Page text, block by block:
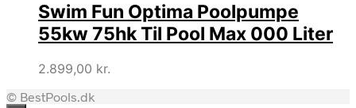
3.578,00 kr..1.399,00 kr..
Swim Fun Optima Poolpumpe
55kw 75hk Til Pool Max 000 Liter
2.899,00 kr.
© BestPools.dk